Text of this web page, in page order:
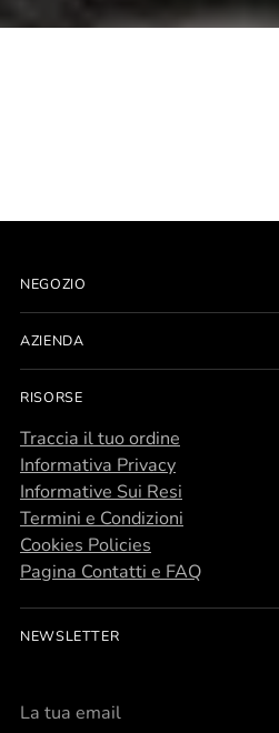
NEGOZIO
AZIENDA
RISORSE
Traccia il tuo ordine
Informativa Privacy
Informative Sui Resi
Termini e Condizioni
Cookies Policies
Pagina Contatti e FAQ
NEWSLETTER
tua